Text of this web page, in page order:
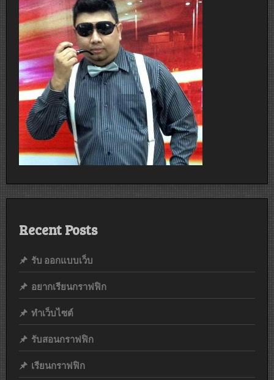
Recent Posts
รับ ออกแบบเว็บ
อยากเรียนกราฟฟิก
ทำเว็บไซต์
รับสอนกราฟฟิก
เรียนกราฟฟิก